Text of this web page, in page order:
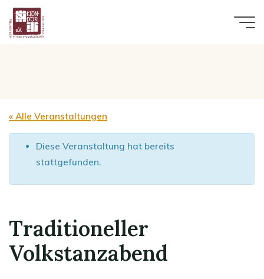
Zum
Inhalt
springen
« Alle Veranstaltungen
Diese Veranstaltung hat bereits
stattgefunden.
Traditioneller
Volkstanzabend